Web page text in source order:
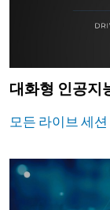
대화형 인공지
모든 라이브 세션